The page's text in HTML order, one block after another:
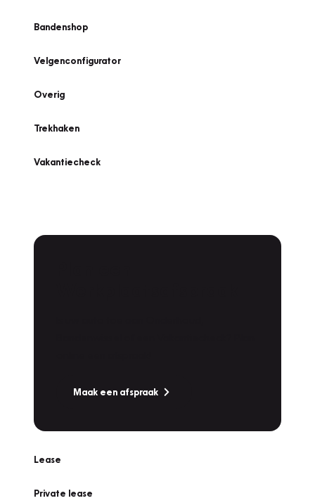
Bandenshop
Velgenconfigurator
Overig
Trekhaken
Vakantiecheck
Maak een afspraak
Lease
Private lease